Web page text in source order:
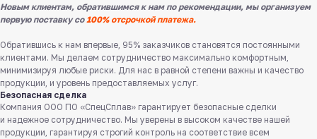
Новым клиентам, обратившимся к нам по рекомендации, мы организуем
первую поставку со100% отсрочкой платежа.
Обратившись к нам впервые, 95% заказчиков становятся постоянными
клиентами. Мы делаем сотрудничество максимально комфортным,
минимизируя любые риски. Для нас в равной степени важны и качество
продукции, и уровень предоставляемых услуг.
Безопасная сделка
Компания ООО ПО «СпецСплав» гарантирует безопасные сделки
и надежное сотрудничество. Мы уверены в высоком качестве нашей
продукции, гарантируя строгий контроль на соответствие всем